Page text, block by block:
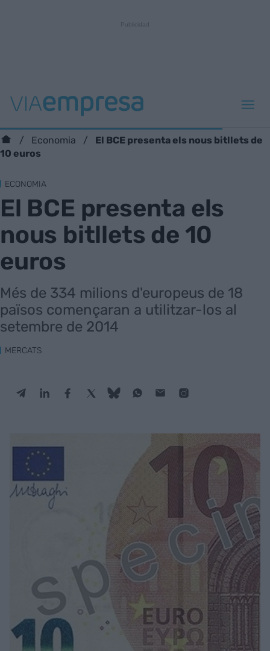
Economia
El BCE presenta els nous bitllets de
10 euros
ECONOMIA
El BCE presenta els
nous bitllets de 10
euros
Més de 334 milions d'europeus de 18
països començaran a utilitzar-los al
setembre de 2014
MERCATS